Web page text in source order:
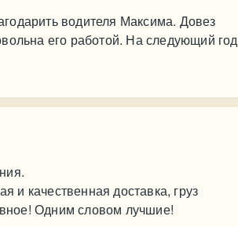
водителя Максима. Довез
его работой. На следующий год
и качественная доставка, груз
Одним словом лучшие!